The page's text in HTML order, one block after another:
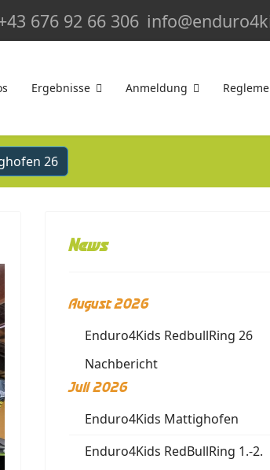
676 92 66 306
Ergebnisse Anmeldung
26
News
August 2026
Enduro4Kids RedbullRing 26
Nachbericht
Juli 2026
Enduro4Kids Mattighofen
Enduro4Kids RedBullRing 1.-2.